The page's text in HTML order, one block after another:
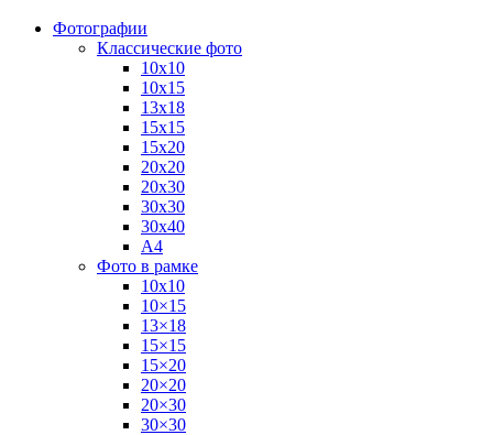
Фотографии
Классические фото
10х10
10х15
13х18
15х15
15х20
20х20
20х30
30х30
30х40
А4
Фото в рамке
10х10
10×15
13×18
15×15
15×20
20×20
20×30
30×30